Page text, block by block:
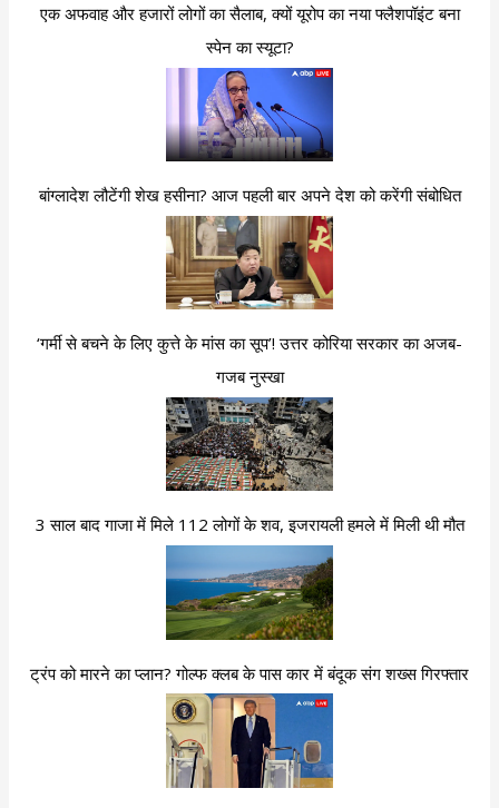
एक अफवाह और हजारों लोगों का सैलाब, क्यों यूरोप का नया फ्लैशपॉइंट बना
स्पेन का स्यूटा?
बांग्लादेश लौटेंगी शेख हसीना? आज पहली बार अपने देश को करेंगी संबोधित
‘गर्मी से बचने के लिए कुत्ते के मांस का सूप’! उत्तर कोरिया सरकार का अजब-
गजब नुस्खा
3 साल बाद गाजा में मिले 112 लोगों के शव, इजरायली हमले में मिली थी मौत
ट्रंप को मारने का प्लान? गोल्फ क्लब के पास कार में बंदूक संग शख्स गिरफ्तार